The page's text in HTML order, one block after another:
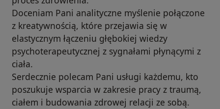
Doceniam Pani analityczne myślenie połączone
z kreatywnością, które przejawia się w
elastycznym łączeniu głębokiej wiedzy
psychoterapeutycznej z sygnałami płynącymi z
ciała.
Serdecznie polecam Pani usługi każdemu, kto
poszukuje wsparcia w zakresie pracy z traumą,
ciałem i budowania zdrowej relacji ze sobą.